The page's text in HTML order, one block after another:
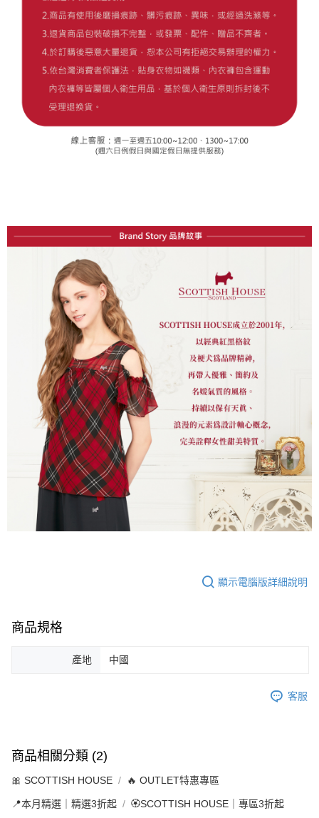
顯示電腦版詳細說明
商品規格
產地 中國
客服
商品相關分類 (2)
🎀 SCOTTISH HOUSE 🔥 OUTLET特惠專區
📍本月精選｜精選3折起 🏵️SCOTTISH HOUSE｜專區3折起